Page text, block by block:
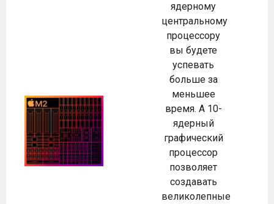
ядерному
центральному
процессору
вы будете
успевать
больше за
меньшее
время. А 10-
ядерный
графический
процессор
позволяет
создавать
великолепные